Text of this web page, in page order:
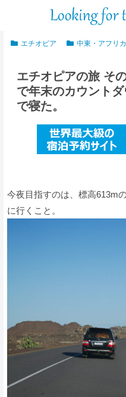
エチオピア 中東・アフリカ
エチオピアの旅 そ
で年末のカウント
で寝た。
今夜目指すのは、標高613m
に行くこと。